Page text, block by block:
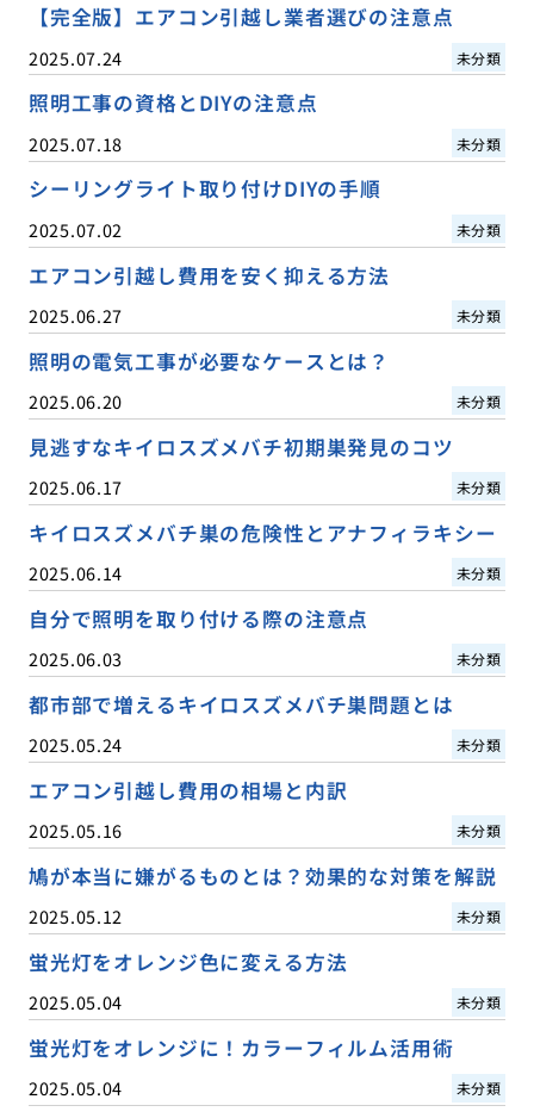
【完全版】エアコン引越し業者選びの注意点
2025.07.24 未分類
照明工事の資格とDIYの注意点
2025.07.18 未分類
シーリングライト取り付けDIYの手順
2025.07.02 未分類
エアコン引越し費用を安く抑える方法
2025.06.27 未分類
照明の電気工事が必要なケースとは？
2025.06.20 未分類
見逃すなキイロスズメバチ初期巣発見のコツ
2025.06.17 未分類
キイロスズメバチ巣の危険性とアナフィラキシー
2025.06.14 未分類
自分で照明を取り付ける際の注意点
2025.06.03 未分類
都市部で増えるキイロスズメバチ巣問題とは
2025.05.24 未分類
エアコン引越し費用の相場と内訳
2025.05.16 未分類
鳩が本当に嫌がるものとは？効果的な対策を解説
2025.05.12 未分類
蛍光灯をオレンジ色に変える方法
2025.05.04 未分類
蛍光灯をオレンジに！カラーフィルム活用術
2025.05.04 未分類